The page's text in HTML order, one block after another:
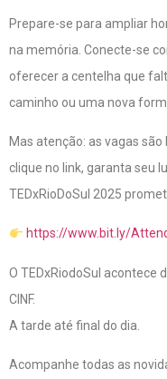
Prepare-se para ampliar
na memória. Conecte-se
oferecer a centelha que
caminho ou uma nova
Mas atenção: as vagas
clique no link, garanta seu
TEDxRioDoSul 2025
https://www.bit.ly/
O TEDxRiodoSul acontece
CINF.
A tarde até final do dia.
Acompanhe todas as